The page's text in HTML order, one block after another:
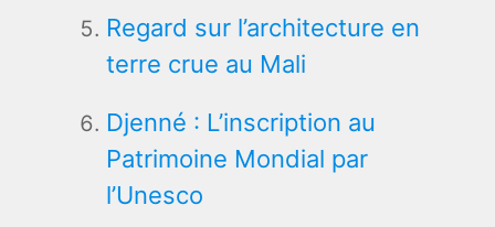
Regard sur l’architecture en
terre crue au Mali
Djenné : L’inscription au
Patrimoine Mondial par
l’Unesco